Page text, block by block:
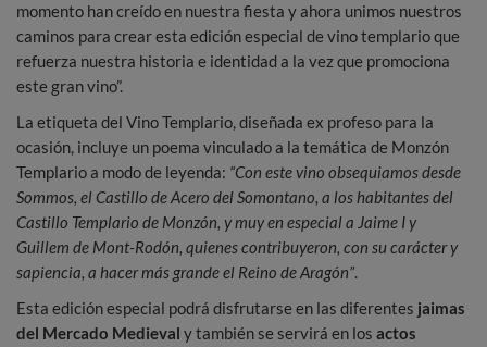
momento han creído en nuestra fiesta y ahora unimos nuestros
caminos para crear esta edición especial de vino templario que
refuerza nuestra historia e identidad a la vez que promociona
este gran vino”.
La etiqueta del Vino Templario, diseñada ex profeso para la
ocasión, incluye un poema vinculado a la temática de Monzón
Templario a modo de leyenda: “Con este vino obsequiamos desde
Sommos, el Castillo de Acero del Somontano, a los habitantes del
Castillo Templario de Monzón, y muy en especial a Jaime I y
Guillem de Mont-Rodón, quienes contribuyeron, con su carácter y
sapiencia, a hacer más grande el Reino de Aragón”.
Esta edición especial podrá disfrutarse en las diferentes jaimas
del Mercado Medieval y también se servirá en los actos